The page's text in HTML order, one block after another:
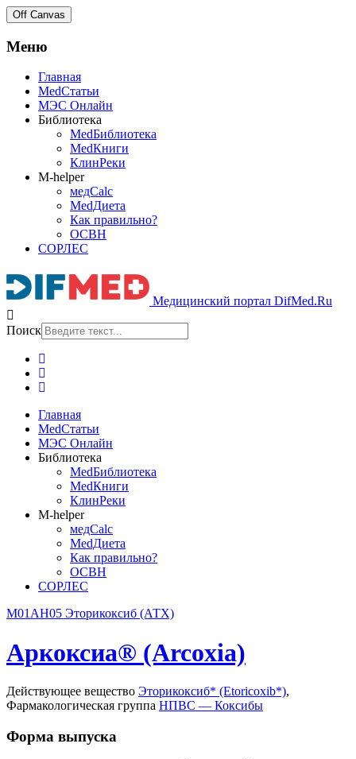
Off Canvas
Меню
Главная
MedСтатьи
МЭС Онлайн
Библиотека
MedБиблиотека
MedКниги
КлинРеки
M-helper
медCalc
MedДиета
Как правильно?
ОСВН
СОРЛЕС
Медицинский портал DifMed.Ru
Поиск
Главная
MedСтатьи
МЭС Онлайн
Библиотека
MedБиблиотека
MedКниги
КлинРеки
M-helper
медCalc
MedДиета
Как правильно?
ОСВН
СОРЛЕС
M01AH05 Эторикоксиб (АТХ)
Аркоксиа® (Arcoxia)
Действующее вещество Эторикоксиб* (Etoricoxib*),
Фармакологическая группа НПВС — Коксибы
Форма выпуска